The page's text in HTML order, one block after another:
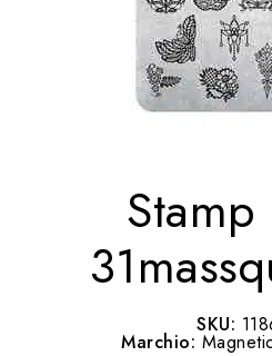
Stamp
SKU:
Marchio: